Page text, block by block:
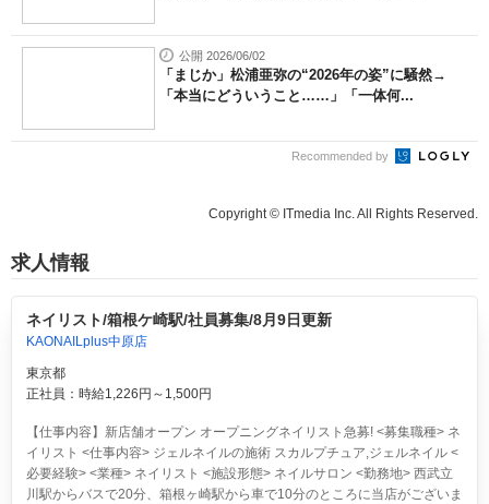
公開 2026/06/02
「まじか」松浦亜弥の“2026年の姿”に騒然→
「本当にどういうこと……」「一体何...
Recommended by
Copyright © ITmedia Inc. All Rights Reserved.
求人情報
ネイリスト/箱根ケ崎駅/社員募集/8月9日更新
KAONAILplus中原店
東京都
正社員：時給1,226円～1,500円
【仕事内容】新店舗オープン オープニングネイリスト急募! <募集職種> ネ
イリスト <仕事内容> ジェルネイルの施術 スカルプチュア,ジェルネイル <
必要経験> <業種> ネイリスト <施設形態> ネイルサロン <勤務地> 西武立
川駅からバスで20分、箱根ヶ崎駅から車で10分のところに当店がございま